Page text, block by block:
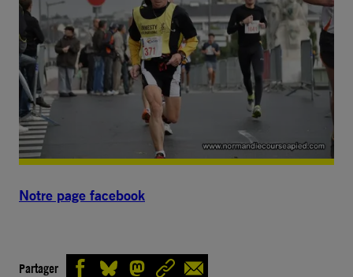
Notre page facebook
Partager